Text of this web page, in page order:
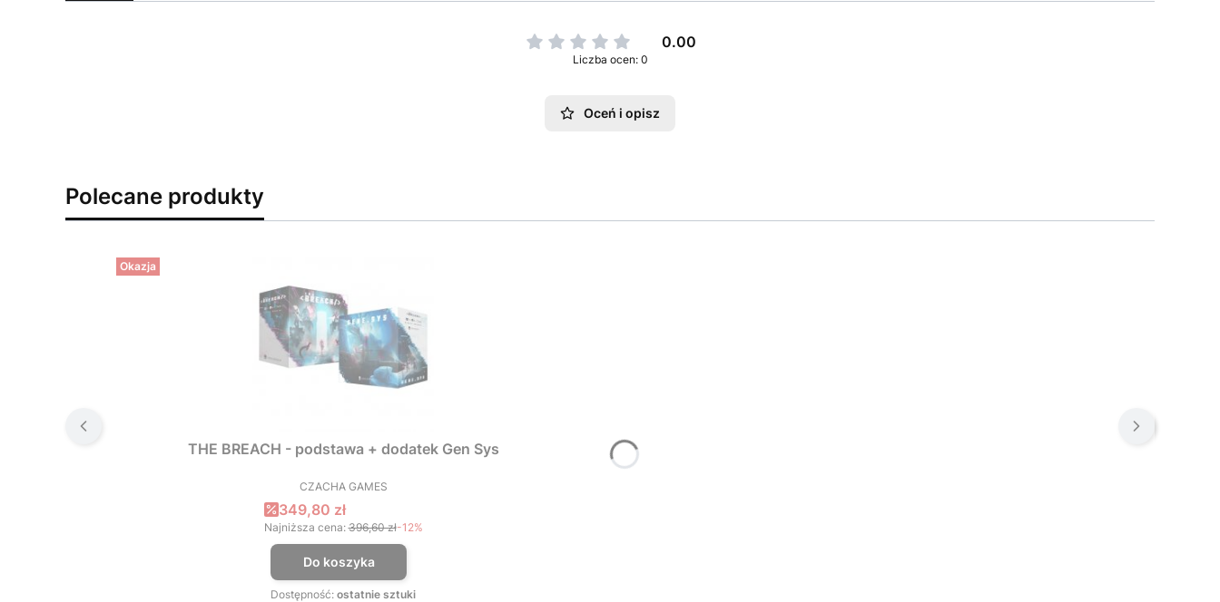
0.00
Liczba ocen: 0
Oceń i opisz
Polecane produkty
Okazja
THE BREACH - podstawa + dodatek Gen Sys
PRODUCENT
CZACHA GAMES
Cena promocyjna
349,80 zł
Najniższa cena: 396,60 zł-12%
Do koszyka
Dostępność: ostatnie sztuki